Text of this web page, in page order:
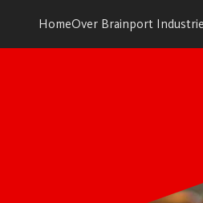
HomeOver Brainport